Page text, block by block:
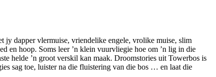
jy dapper vlermuise, vriendelike engele, vrolike muise, slim
en hoop. Soms leer ’n klein vuurvliegie hoe om ’n lig in die
helde ’n groot verskil kan maak. Droomstories uit Towerbos is
sag toe, luister na die fluistering van die bos … en laat die